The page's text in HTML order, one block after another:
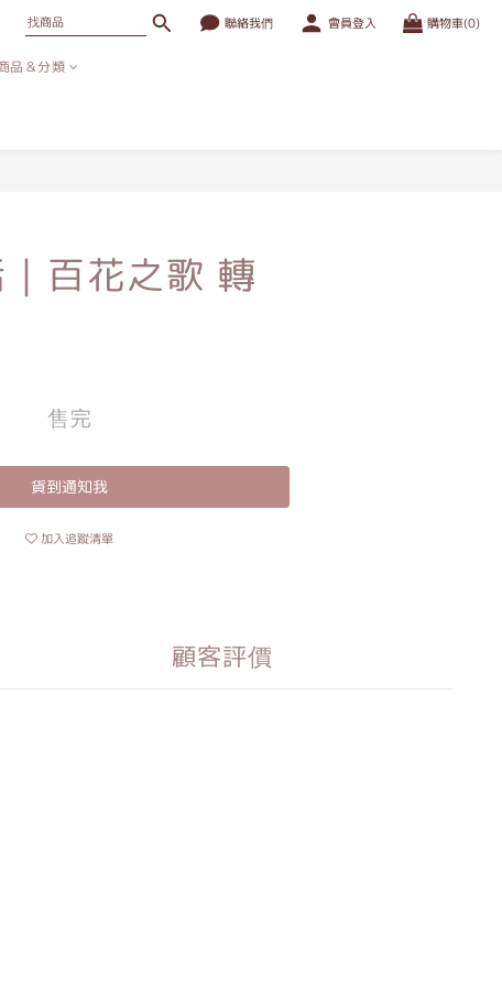
聯絡我們 會員登入 購物車(0)
品＆分類
百花之歌 轉
售完
貨到通知我
加入追蹤清單
顧客評價